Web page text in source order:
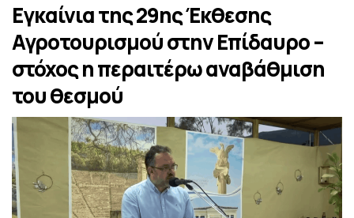
Eγκαίνια της 29ης Έκθεσης
Αγροτουρισμού στην Επίδαυρο –
στόχος η περαιτέρω αναβάθμιση
του θεσμού